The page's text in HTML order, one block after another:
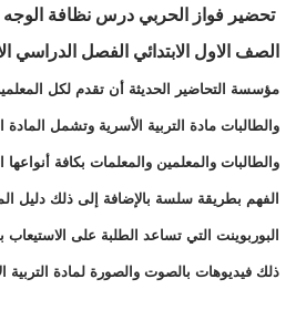
تحضير فواز الحربي درس نظافة الوجه
الصف الاول الابتدائي الفصل الدراسي الاول
مؤسسة التحاضير الحديثة أن تقدم لكل
والطالبات مادة التربية الأسرية وتشمل المادة
والطالبات والمعلمين والمعلمات بكافة
الفهم بطريقة سلسة بالإضافة إلى ذلك دليل
البوربوينت التي تساعد الطلبة على
ذلك فيديوهات بالصوت والصورة لمادة التربية